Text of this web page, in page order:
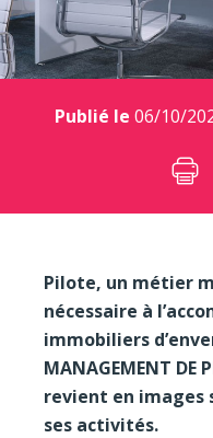
Publié le 06/10/
Pilote, un métier
nécessaire à
immobiliers
MANAGEMENT DE
revient en images
ses activités.